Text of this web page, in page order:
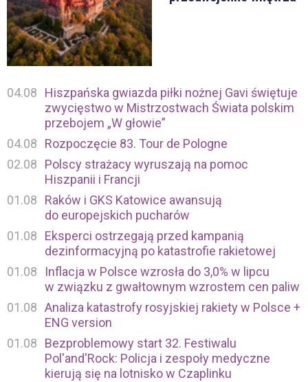
04.08
Hiszpańska gwiazda piłki nożnej Gavi świętuje
zwycięstwo w Mistrzostwach Świata polskim
przebojem „W głowie”
04.08
Rozpoczęcie 83. Tour de Pologne
02.08
Polscy strażacy wyruszają na pomoc
Hiszpanii i Francji
01.08
Raków i GKS Katowice awansują
do europejskich pucharów
01.08
Eksperci ostrzegają przed kampanią
dezinformacyjną po katastrofie rakietowej
01.08
Inflacja w Polsce wzrosła do 3,0% w lipcu
w związku z gwałtownym wzrostem cen paliw
01.08 Analiza katastrofy rosyjskiej rakiety w Polsce +
ENG version
01.08
Bezproblemowy start 32. Festiwalu
Pol'and'Rock: Policja i zespoły medyczne
kierują się na lotnisko w Czaplinku